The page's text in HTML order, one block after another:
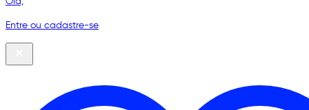
Entre ou cadastre-se